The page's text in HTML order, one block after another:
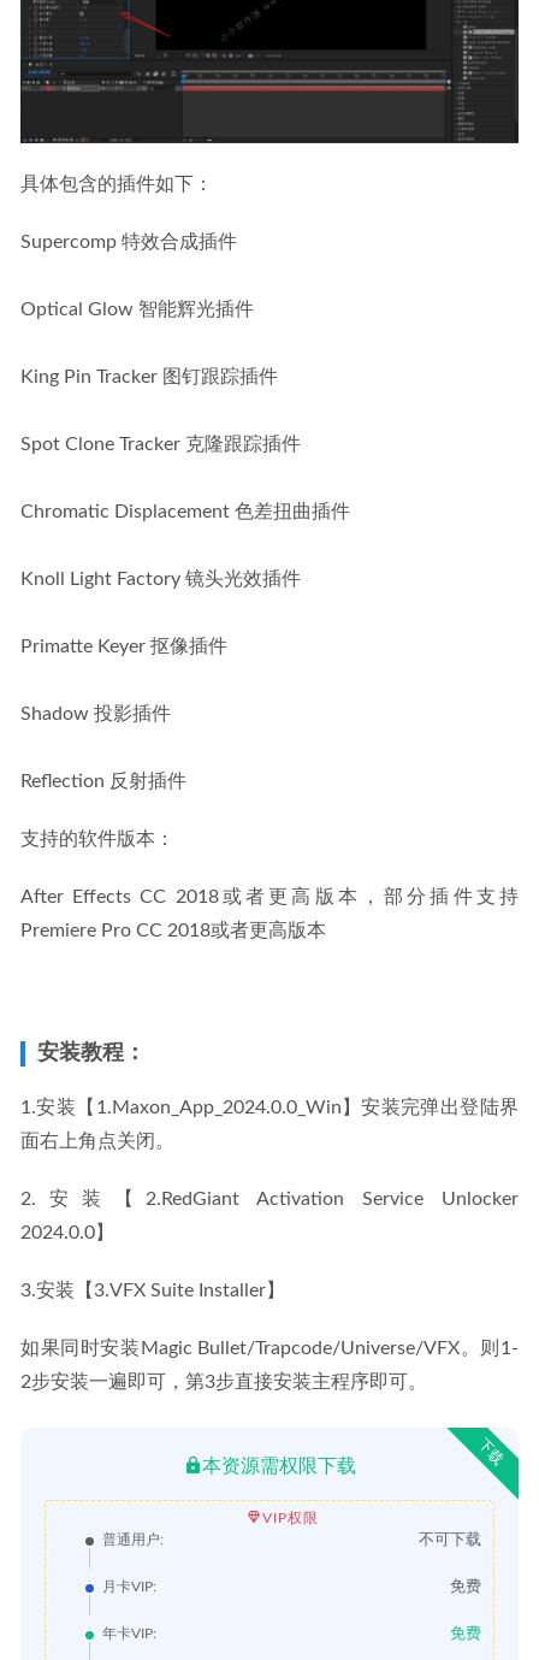
具体包含的插件如下：
Supercomp 特效合成插件
Optical Glow 智能辉光插件
King Pin Tracker 图钉跟踪插件
Spot Clone Tracker 克隆跟踪插件
Chromatic Displacement 色差扭曲插件
Knoll Light Factory 镜头光效插件
Primatte Keyer 抠像插件
Shadow 投影插件
Reflection 反射插件
支持的软件版本：
After Effects CC 2018或者更高版本，部分插件支持
Premiere Pro CC 2018或者更高版本
安装教程：
1.安装【1.Maxon_App_2024.0.0_Win】安装完弹出登陆界
面右上角点关闭。
2.安装【2.RedGiant Activation Service Unlocker
2024.0.0】
3.安装【3.VFX Suite Installer】
如果同时安装Magic Bullet/Trapcode/Universe/VFX。则1-
2步安装一遍即可，第3步直接安装主程序即可。
下载
本资源需权限下载
VIP权限
普通用户:
不可下载
月卡VIP: 免费
年卡VIP: 免费